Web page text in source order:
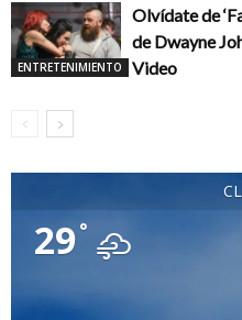
ENTRETENIMIENTO
Olvídate de
de Dwayne
Video
29°